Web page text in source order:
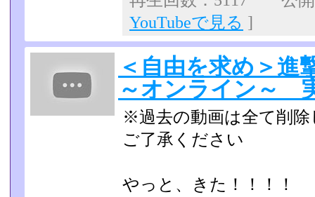
YouTubeで見る ]
＜自由を求め＞
～オンライン～
※過去の動画は全て削除
ご了承ください
やっと、きた！！！！